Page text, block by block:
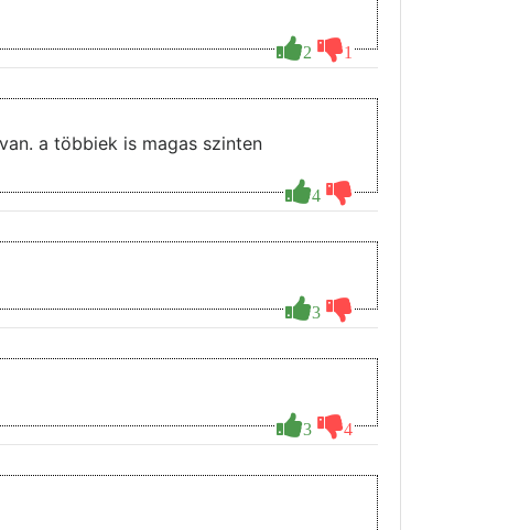
2 1
4
a többiek is magas szinten
3
3 4